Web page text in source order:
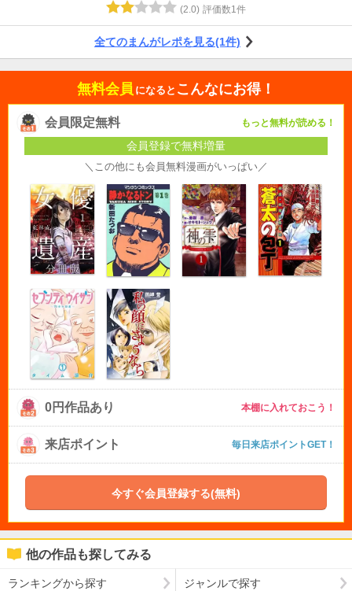
(2.0) 評価数1件
全てのまんがレポを見る(1件)
無料会員 になると こんなにお得！
会員限定無料 もっと無料が読める！
会員登録で無料増量
＼この他にも会員無料漫画がいっぱい／
0円作品あり 本棚に入れておこう！
来店ポイント 毎日来店ポイントGET！
今すぐ会員登録する(無料)
他の作品も探してみる
ランキングから探す ジャンルで探す